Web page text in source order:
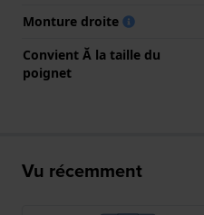
Monture droite
Convient Ă la taille du
poignet
Vu récemment